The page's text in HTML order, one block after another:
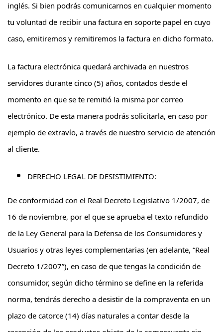
inglés. Si bien podrás comunicarnos en cualquier momento
tu voluntad de recibir una factura en soporte papel en cuyo
caso, emitiremos y remitiremos la factura en dicho formato.
La factura electrónica quedará archivada en nuestros
servidores durante cinco (5) años, contados desde el
momento en que se te remitió la misma por correo
electrónico. De esta manera podrás solicitarla, en caso por
ejemplo de extravío, a través de nuestro servicio de atención
al cliente.
DERECHO LEGAL DE DESISTIMIENTO:
De conformidad con el Real Decreto Legislativo 1/2007, de
16 de noviembre, por el que se aprueba el texto refundido
de la Ley General para la Defensa de los Consumidores y
Usuarios y otras leyes complementarias (en adelante, “Real
Decreto 1/2007”), en caso de que tengas la condición de
consumidor, según dicho término se define en la referida
norma, tendrás derecho a desistir de la compraventa en un
plazo de catorce (14) días naturales a contar desde la